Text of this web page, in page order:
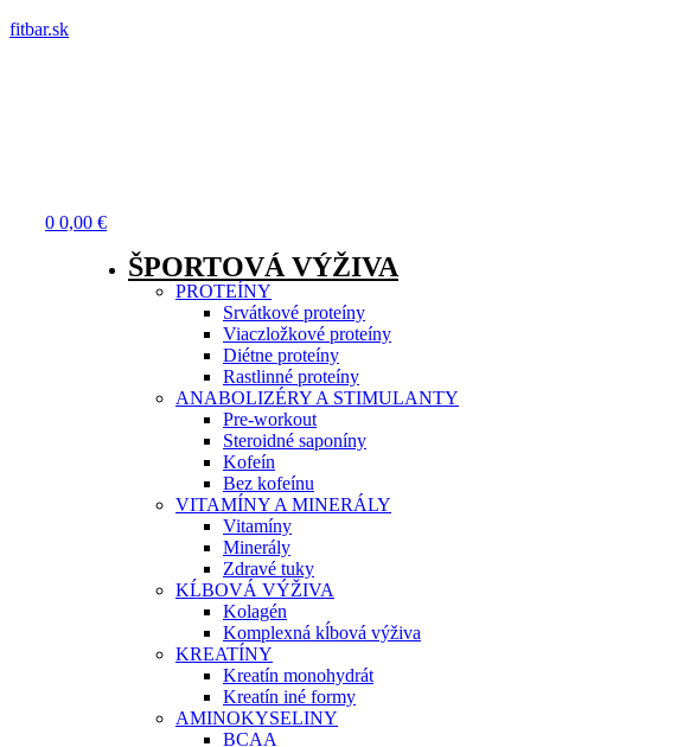
fitbar.sk
0 0,00 €
ŠPORTOVÁ VÝŽIVA
PROTEÍNY
Srvátkové proteíny
Viaczložkové proteíny
Diétne proteíny
Rastlinné proteíny
ANABOLIZÉRY A STIMULANTY
Pre-workout
Steroidné saponíny
Kofeín
Bez kofeínu
VITAMÍNY A MINERÁLY
Vitamíny
Minerály
Zdravé tuky
KĹBOVÁ VÝŽIVA
Kolagén
Komplexná kĺbová výživa
KREATÍNY
Kreatín monohydrát
Kreatín iné formy
AMINOKYSELINY
BCAA